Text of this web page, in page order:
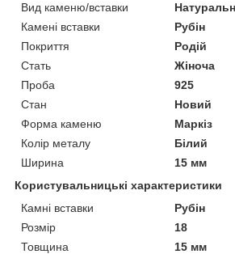
Вид каменю/вставки
Камені вставки
Рубін
Покриття
Родій
Стать
Жіноча
Проба
925
Стан
Новий
Форма каменю
Маркіз
Колір металу
Білий
Ширина
15 мм
Користувальницькі характеристики
Камні вставки
Рубін
Розмір
18
Товщина
15 мм